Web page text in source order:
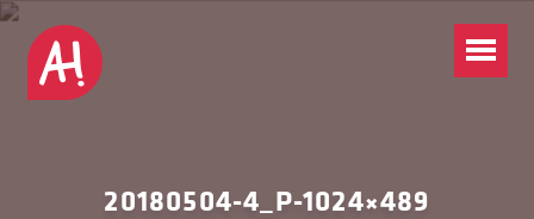
20180504-4_P-1024×489